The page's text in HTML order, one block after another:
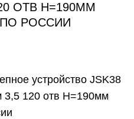
ОТВ H=190ММ
ПО РОССИИ
устройство JSK38
120 отв H=190мм